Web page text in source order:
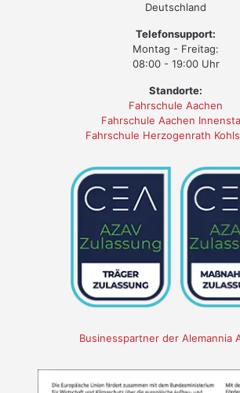
Deutschland
Telefonsupport:
Montag - Freitag:
08:00 - 19:00 Uhr
Standorte:
Fahrschule Aachen
Fahrschule Aachen
Fahrschule Herzogenrath
Businesspartner der Alemannia